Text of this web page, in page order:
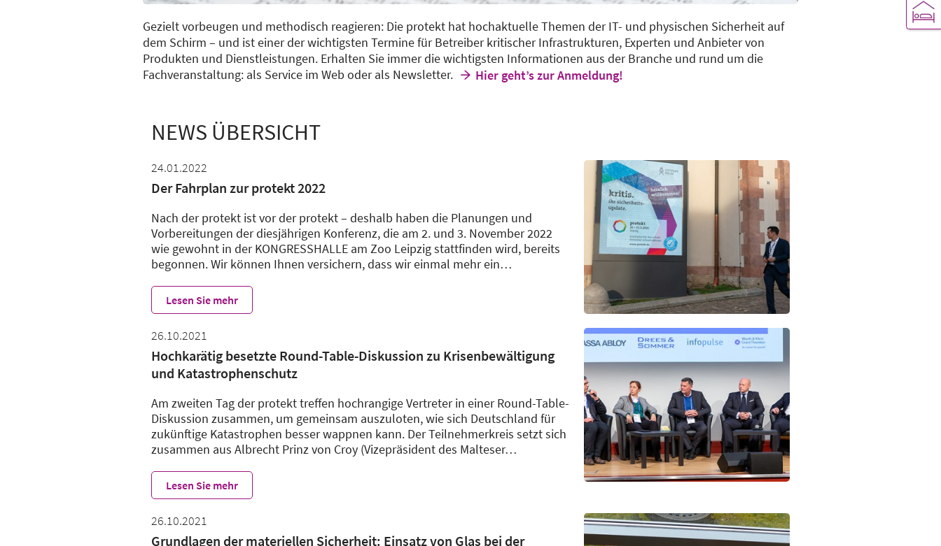
Gezielt vorbeugen und methodisch reagieren: Die protekt hat hochaktuelle Themen der IT- und physischen Sicherheit auf
dem Schirm – und ist einer der wichtigsten Termine für Betreiber kritischer Infrastrukturen, Experten und Anbieter von
Produkten und Dienstleistungen. Erhalten Sie immer die wichtigsten Informationen aus der Branche und rund um die
Fachveranstaltung: als Service im Web oder als Newsletter.
Hier geht’s zur Anmeldung!
NEWS ÜBERSICHT
24.01.2022
Der Fahrplan zur protekt 2022
Nach der protekt ist vor der protekt – deshalb haben die Planungen und
Vorbereitungen der diesjährigen Konferenz, die am 2. und 3. November 2022
wie gewohnt in der KONGRESSHALLE am Zoo Leipzig stattfinden wird, bereits
begonnen. Wir können Ihnen versichern, dass wir einmal mehr ein…
Lesen Sie mehr
26.10.2021
Hochkarätig besetzte Round-Table-Diskussion zu Krisenbewältigung
und Katastrophenschutz
Am zweiten Tag der protekt treffen hochrangige Vertreter in einer Round-Table-
Diskussion zusammen, um gemeinsam auszuloten, wie sich Deutschland für
zukünftige Katastrophen besser wappnen kann. Der Teilnehmerkreis setzt sich
zusammen aus Albrecht Prinz von Croy (Vizepräsident des Malteser…
Lesen Sie mehr
26.10.2021
Grundlagen der materiellen Sicherheit: Einsatz von Glas bei der